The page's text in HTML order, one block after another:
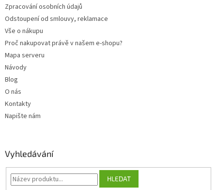
Zpracování osobních údajů
Odstoupení od smlouvy, reklamace
Vše o nákupu
Proč nakupovat právě v našem e-shopu?
Mapa serveru
Návody
Blog
O nás
Kontakty
Napište nám
Vyhledávání
HLEDAT